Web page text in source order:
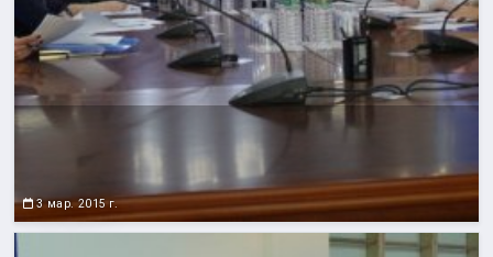
3 мар. 2015 г.